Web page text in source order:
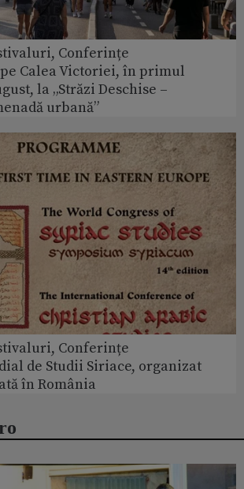
Conferințe
Calea Victoriei, în primul
la „Străzi Deschise –
urbană”
Conferințe
de Studii Siriace, organizat
în România